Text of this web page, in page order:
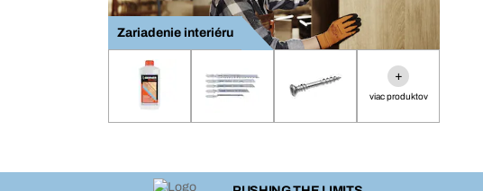
Zariadenie interiéru
+
viac produktov